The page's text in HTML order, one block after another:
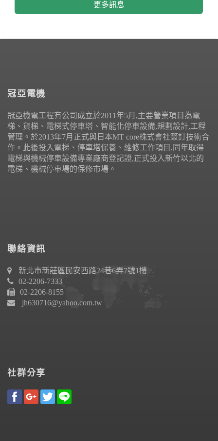
更多訊息
冠亞電機
冠亞機電工程有公司成立於2011年5月,主要營業項目為電
梯、貨梯、電梯式停車塔、智能化停車設備,規劃設計,工程
管理。於2013年7月正式與日本MT core株式會社簽訂技術合
作。此後投入電梯、停車塔保養、維修工作項目,同年取得
電梯與機械停車設備專業廠商登記證,正式投入新竹以北的
電梯、機械停車場的保修市場。
聯絡資訊
新北市新莊區民安西路24巷6弄7號1樓
02-2206-7333
02-2206-8155
jh630716@yahoo.com.tw
社群分享